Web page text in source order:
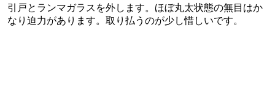
引戸とランマガラスを外します。ほぼ丸太状態の無目はか
なり迫力があります。取り払うのが少し惜しいです。